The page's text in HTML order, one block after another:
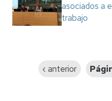
asociados a
trabajo
Página
‹ anterior